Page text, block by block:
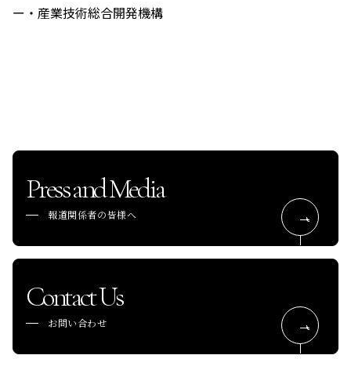
ー・産業技術総合開発機構
Press and Media
報道関係者の皆様へ
Contact Us
お問い合わせ